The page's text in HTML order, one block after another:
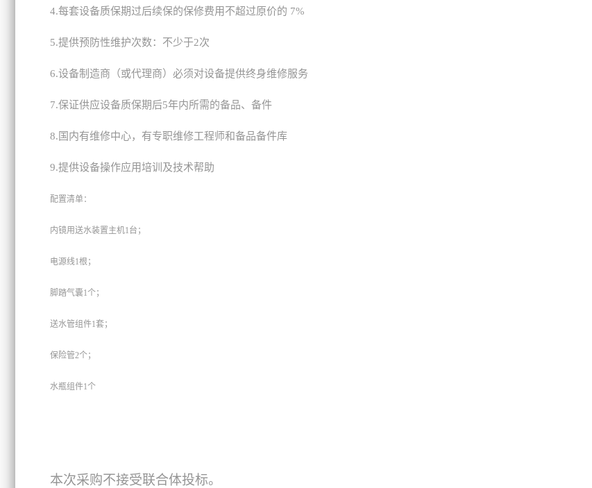
4.每套设备质保期过后续保的保修费用不超过原价的 7%
5.提供预防性维护次数：不少于2次
6.设备制造商（或代理商）必须对设备提供终身维修服务
7.保证供应设备质保期后5年内所需的备品、备件
8. 国内有维修中心，有专职维修工程师和备品备件库
9.提供设备操作应用培训及技术帮助
配置清单：
内镜用送水装置主机1台；
电源线1根；
脚踏气囊1个；
送水管组件1套；
保险管2个；
水瓶组件1个
本次采购不接受联合体投标。